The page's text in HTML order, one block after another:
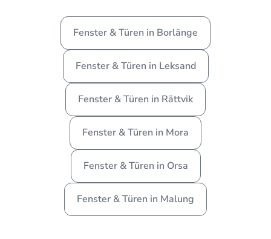
Fenster & Türen in Borlänge
Fenster & Türen in Leksand
Fenster & Türen in Rättvik
Fenster & Türen in Mora
Fenster & Türen in Orsa
Fenster & Türen in Malung